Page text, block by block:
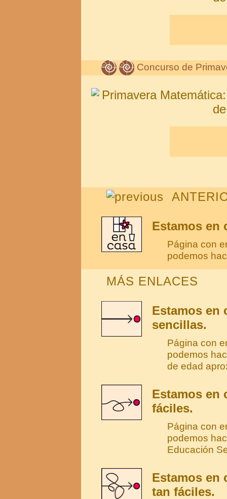
Concurso de
Estamos en
Página con
podemos
MÁS ENLACES
Estamos en
sencillas.
Página con
podemos
de edad
Estamos en
fáciles.
Página con
podemos
Educación
Estamos en
tan fáciles.